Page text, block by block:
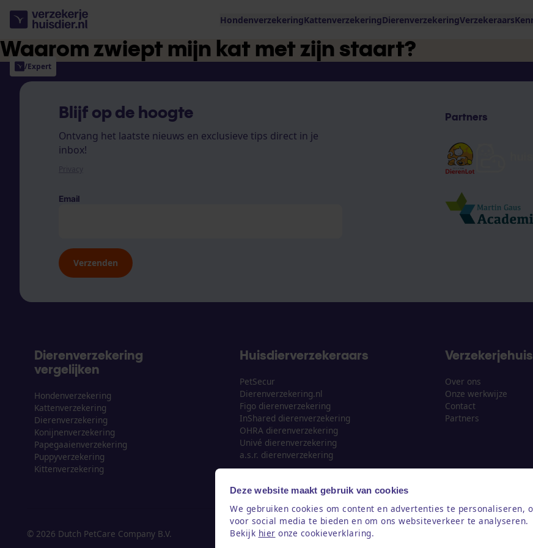
Deze website maakt gebruik van cookies
We gebruiken cookies om content en advertenties te personaliseren,
voor social media te bieden en om ons websiteverkeer te analyseren.
Bekijk hier onze cookieverklaring.
HondenverzekeringKattenverzekeringDierenverzekeringVerzekeraars
/Expert
Waarom zwiept mijn kat met zijn staart?
Blijf op de hoogte
Ontvang het laatste nieuws en exclusieve tips direct in je
inbox!
Email
Verzenden
Partners
Dierenverzekering
vergelijken
Hondenverzekering
Kattenverzekering
Dierenverzekering
Konijnenverzekering
Papegaaienverzekering
Puppyverzekering
Kittenverzekering
Huisdierverzekeraars
PetSecur
Dierenverzekering.nl
Figo dierenverzekering
InShared dierenverzekering
OHRA dierenverzekering
Univé dierenverzekering
a.s.r. dierenverzekering
Over ons
Onze werkwijze
Contact
Partners
© 2026 Dutch PetCare Company B.V. CookiebeleidPrivacy